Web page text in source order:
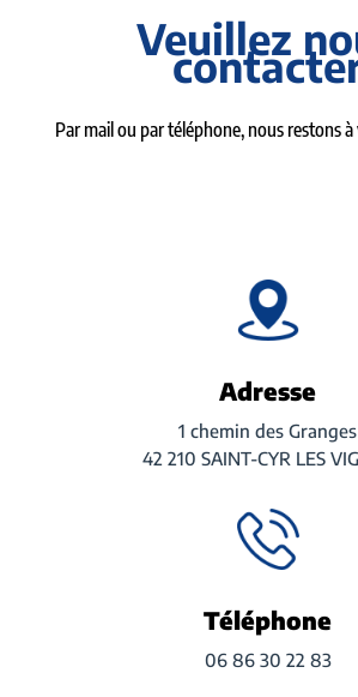
Veuillez
Par mail ou par téléphone, nous restons
Adresse
1 chemin des Granges
42 210 SAINT-CYR LES
Téléphone
06 86 30 22 83